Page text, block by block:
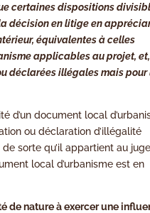
certaines dispositions
décision en litige en
équivalentes à celles
applicables au projet, et,
déclarées illégales mais pour
d’un document local
ou déclaration d’illégalité
sorte qu’il appartient au
local d’urbanisme est en
de nature à exercer une